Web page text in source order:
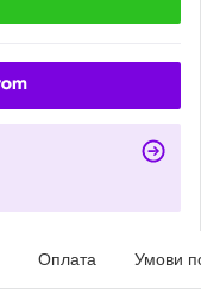
Оплата Умови